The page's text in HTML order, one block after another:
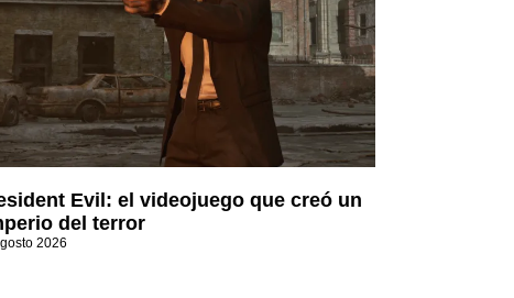
Evil: el videojuego que creó un
del terror
2026